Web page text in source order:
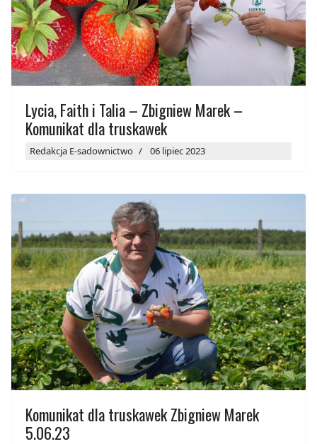
Lycia, Faith i Talia – Zbigniew Marek –
Komunikat dla truskawek
Redakcja E-sadownictwo 06 lipiec 2023
Komunikat dla truskawek Zbigniew Marek
5.06.23